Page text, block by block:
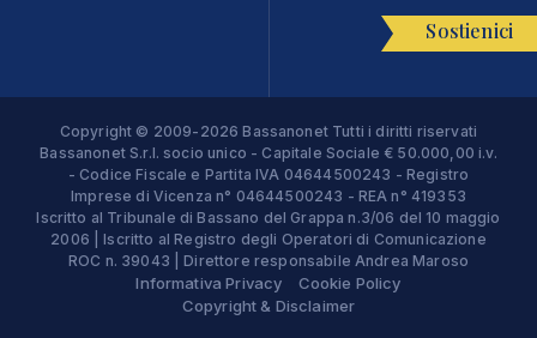
Sostienici
Copyright © 2009-2026 Bassanonet Tutti i diritti riservati
Bassanonet S.r.l. socio unico - Capitale Sociale € 50.000,00 i.v.
- Codice Fiscale e Partita IVA 04644500243 - Registro
Imprese di Vicenza n° 04644500243 - REA n° 419353
Iscritto al Tribunale di Bassano del Grappa n.3/06 del 10 maggio
2006 | Iscritto al Registro degli Operatori di Comunicazione
ROC n. 39043 | Direttore responsabile Andrea Maroso
Informativa Privacy
Cookie Policy
Copyright & Disclaimer